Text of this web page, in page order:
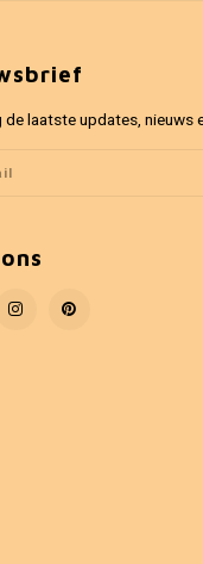
laatste updates, nieuws